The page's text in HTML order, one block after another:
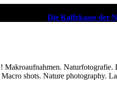
Die Kaffekasse der
Naturfotografie.
shots. Nature photography.